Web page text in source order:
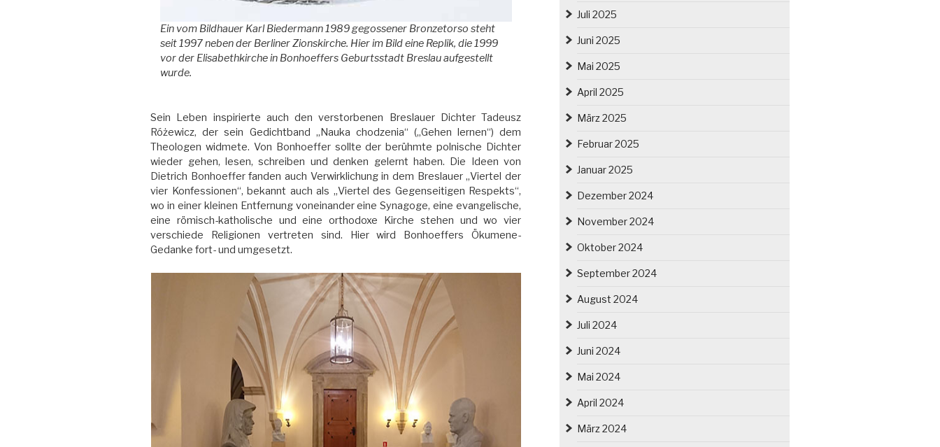
Ein vom Bildhauer Karl Biedermann 1989 gegossener Bronzetorso steht
seit 1997 neben der Berliner Zionskirche. Hier im Bild eine Replik, die 1999
vor der Elisabethkirche in Bonhoeffers Geburtsstadt Breslau aufgestellt
wurde.
Sein Leben inspirierte auch den verstorbenen Breslauer Dichter Tadeusz
Różewicz, der sein Gedichtband „Nauka chodzenia“ („Gehen lernen“) dem
Theologen widmete. Von Bonhoeffer sollte der berühmte polnische Dichter
wieder gehen, lesen, schreiben und denken gelernt haben. Die Ideen von
Dietrich Bonhoeffer fanden auch Verwirklichung in dem Breslauer „Viertel der
vier Konfessionen“, bekannt auch als „Viertel des Gegenseitigen Respekts“,
wo in einer kleinen Entfernung voneinander eine Synagoge, eine evangelische,
eine römisch-katholische und eine orthodoxe Kirche stehen und wo vier
verschiede Religionen vertreten sind. Hier wird Bonhoeffers Ökumene-
Gedanke fort- und umgesetzt.
Juli 2025
Juni 2025
Mai 2025
April 2025
März 2025
Februar 2025
Januar 2025
Dezember 2024
November 2024
Oktober 2024
September 2024
August 2024
Juli 2024
Juni 2024
Mai 2024
April 2024
März 2024